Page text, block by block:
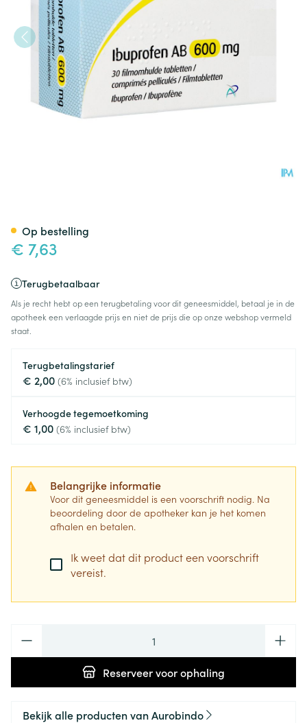
€ 7,63
Terugbetaalbaar
Als je recht hebt op een terugbetaling voor dit geneesmiddel, betaal je in de
apotheek een verlaagde prijs en niet de prijs die op onze webshop vermeld
staat.
Terugbetalingstarief
€ 2,00 (6% inclusief btw)
Verhoogde tegemoetkoming
€ 1,00 (6% inclusief btw)
Belangrijke informatie
Voor dit geneesmiddel is een voorschrift nodig. Na
beoordeling door de apotheker kan je het komen
afhalen en betalen.
Ik weet dat dit product een voorschrift
vereist.
Reserveervoor ophaling
Op bestelling
Bekijk alle producten van Aurobindo